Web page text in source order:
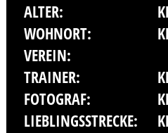
ALTER:
WOHNORT:
VEREIN:
TRAINER:
FOTOGRAF:
LIEBLINGSSTRECKE: